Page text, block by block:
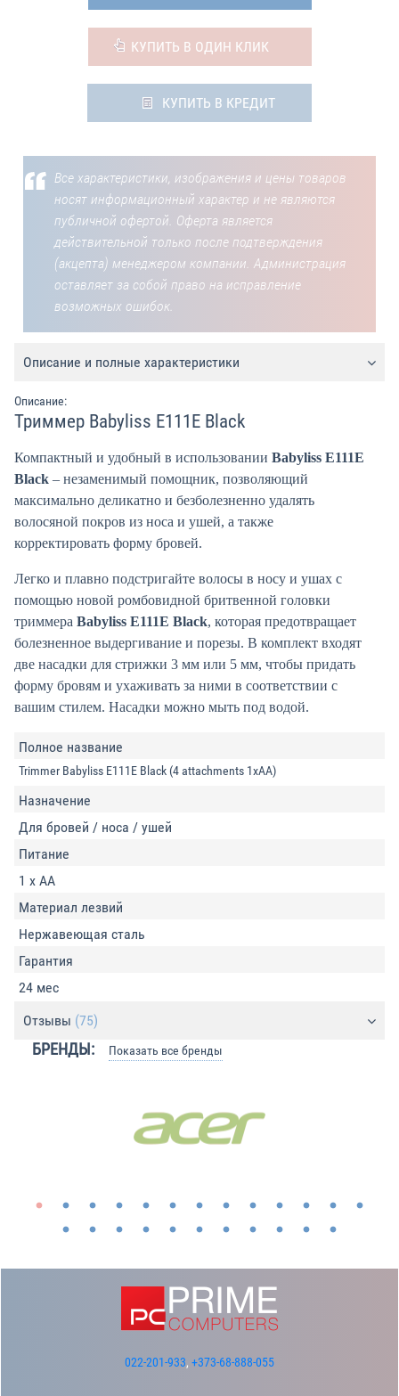
КУПИТЬ В ОДИН КЛИК
КУПИТЬ В КРЕДИТ
Все характеристики, изображения и цены товаров
носят информационный характер и не являются
публичной офертой. Оферта является
действительной только после подтверждения
(акцепта) менеджером компании. Администрация
оставляет за собой право на исправление
возможных ошибок.
Описание и полные характеристики
Описание:
Триммер Babyliss E111E Black
Компактный и удобный в использовании Babyliss E111E
Black – незаменимый помощник, позволяющий
максимально деликатно и безболезненно удалять
волосяной покров из носа и ушей, а также
корректировать форму бровей.
Легко и плавно подстригайте волосы в носу и ушах с
помощью новой ромбовидной бритвенной головки
триммера Babyliss E111E Black, которая предотвращает
болезненное выдергивание и порезы. В комплект входят
две насадки для стрижки 3 мм или 5 мм, чтобы придать
форму бровям и ухаживать за ними в соответствии с
вашим стилем. Насадки можно мыть под водой.
Полное название
Trimmer Babyliss E111E Black (4 attachments 1xAA)
Назначение
Для бровей / носа / ушей
Питание
1 x AA
Материал лезвий
Нержавеющая сталь
Гарантия
24 мес
Отзывы (75)
БРЕНДЫ: Показать все бренды
022-201-933, +373-68-888-055